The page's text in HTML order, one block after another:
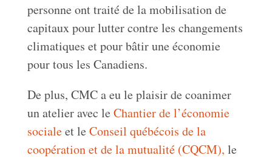
personne ont traité de la mobilisation de
capitaux pour lutter contre les changements
climatiques et pour bâtir une économie
pour tous les Canadiens.
De plus, CMC a eu le plaisir de coanimer
un atelier avec leChantier de l’économie
socialeet leConseil québécois de la
coopération et de la mutualité (CQCM), le